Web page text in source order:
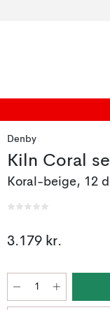
Denby
Kiln Coral
Koral-beige, 12
3.179 kr.